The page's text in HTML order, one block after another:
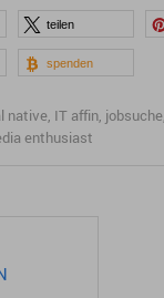
teilen
spenden
native IT affin jobsuche
enthusiast